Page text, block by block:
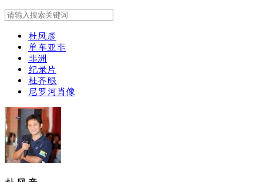
杜风彦
单车亚非
非洲
纪录片
杜齐眼
尼罗河肖像